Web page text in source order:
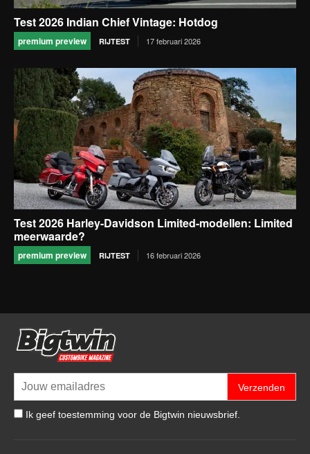
Test 2026 Indian Chief Vintage: Hotdog
premium preview RIJTEST 17 februari 2026
Test 2026 Harley-Davidson Limited-modellen: Limited
meerwaarde?
premium preview RIJTEST 16 februari 2026
Verzenden
Ik geef toestemming voor de Bigtwin nieuwsbrief.